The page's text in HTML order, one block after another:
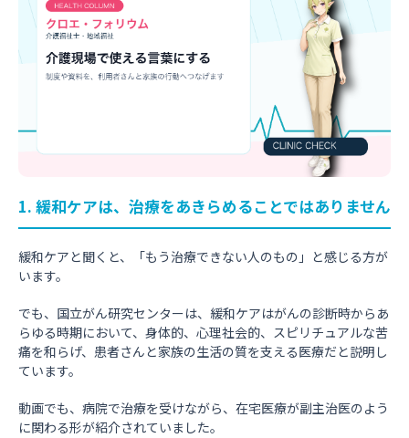
1. 緩和ケアは、治療をあきらめることではありません
緩和ケアと聞くと、「もう治療できない人のもの」と感じる方が
います。
でも、国立がん研究センターは、緩和ケアはがんの診断時からあ
らゆる時期において、身体的、心理社会的、スピリチュアルな苦
痛を和らげ、患者さんと家族の生活の質を支える医療だと説明し
ています。
動画でも、病院で治療を受けながら、在宅医療が副主治医のよう
に関わる形が紹介されていました。